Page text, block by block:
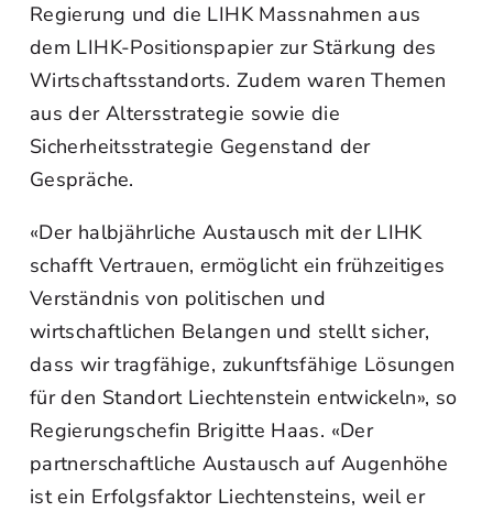
Regierung und die LIHK Massnahmen aus
dem LIHK-Positionspapier zur Stärkung des
Wirtschaftsstandorts. Zudem waren Themen
aus der Altersstrategie sowie die
Sicherheitsstrategie Gegenstand der
Gespräche.
«Der halbjährliche Austausch mit der LIHK
schafft Vertrauen, ermöglicht ein frühzeitiges
Verständnis von politischen und
wirtschaftlichen Belangen und stellt sicher,
dass wir tragfähige, zukunftsfähige Lösungen
für den Standort Liechtenstein entwickeln», so
Regierungschefin Brigitte Haas. «Der
partnerschaftliche Austausch auf Augenhöhe
ist ein Erfolgsfaktor Liechtensteins, weil er